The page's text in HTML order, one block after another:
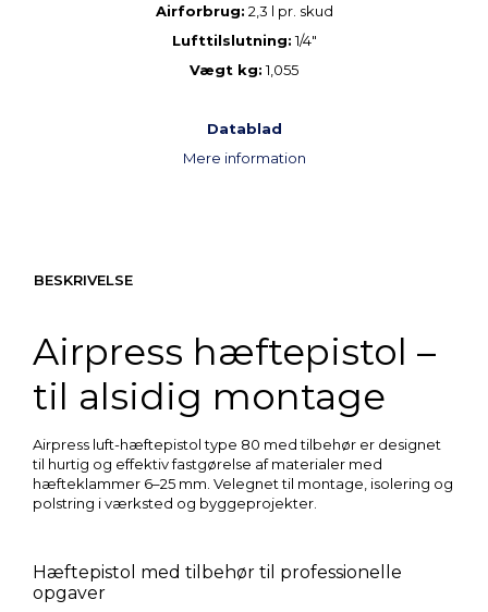
Airforbrug: 2,3 l pr. skud
Lufttilslutning:1/4"
Vægt kg:1,055
Datablad
Mere information
BESKRIVELSE
Airpress hæftepistol –
til alsidig montage
Airpress luft-hæftepistol type 80 med tilbehør er designet
til hurtig og effektiv fastgørelse af materialer med
hæfteklammer 6–25 mm. Velegnet til montage, isolering og
polstring i værksted og byggeprojekter.
Hæftepistol med tilbehør til professionelle
opgaver